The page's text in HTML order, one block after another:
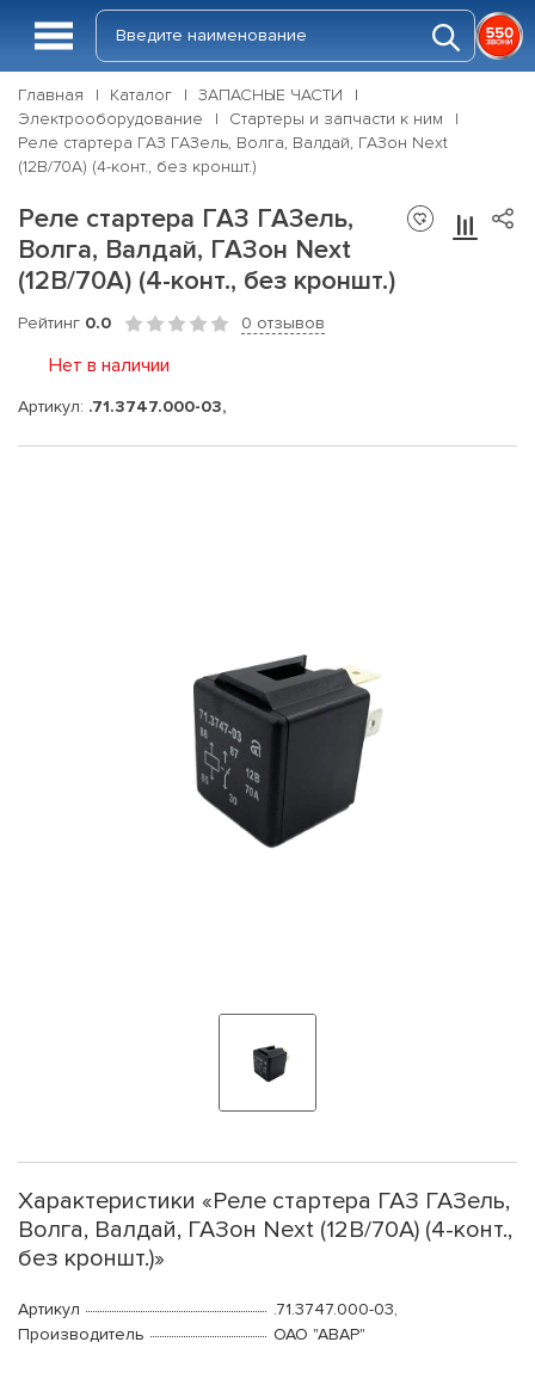
Главная Каталог
ЗАПАСНЫЕ ЧАСТИ
Электрооборудование
Стартеры и запчасти к ним
Реле стартера ГАЗ ГАЗель, Волга, Валдай, ГАЗон Next
(12В/70А) (4-конт., без кроншт.)
Реле стартера ГАЗ ГАЗель,
Волга, Валдай, ГАЗон Next
(12В/70А) (4-конт., без кроншт.)
Рейтинг 0.0 0 отзывов
Нет в наличии
Артикул: .71.3747.000-03,
Характеристики «Реле стартера ГАЗ ГАЗель,
Волга, Валдай, ГАЗон Next (12В/70А) (4-конт.,
без кроншт.)»
Артикул
.71.3747.000-03,
Производитель
ОАО "АВАР"